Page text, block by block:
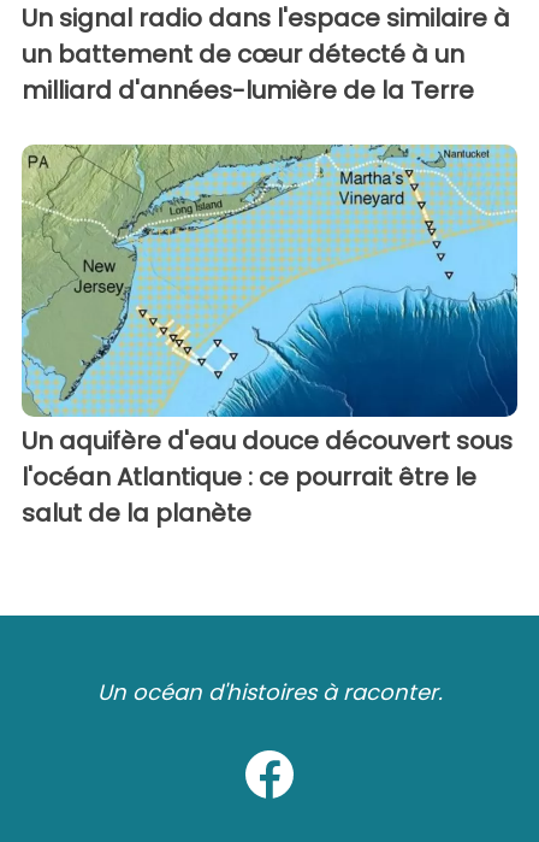
Un signal radio dans l'espace similaire à
un battement de cœur détecté à un
milliard d'années-lumière de la Terre
Un aquifère d'eau douce découvert sous
l'océan Atlantique : ce pourrait être le
salut de la planète
Un océan d'histoires à raconter.